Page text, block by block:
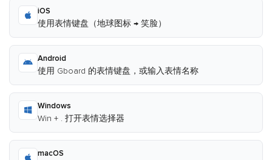
iOS
使用表情键盘（地球图标 → 笑脸）
Android
使用 Gboard 的表情键盘，或输入表情名称
Windows
Win + . 打开表情选择器
macOS